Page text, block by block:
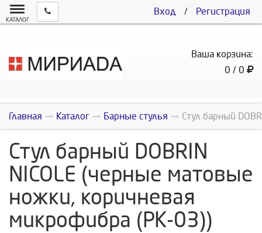
Вход / Регистрация
КАТАЛОГ
Ваша корзина:
0 / 0
Главная Каталог Барные стулья Стул барный
Стул барный DOBRIN
NICOLE (черные матовые
ножки, коричневая
микрофибра (PK-03))